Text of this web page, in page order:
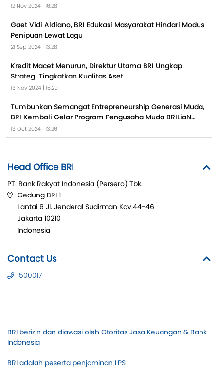
12 Nov 2024 | 16:28
Gaet Vidi Aldiano, BRI Edukasi Masyarakat Hindari Modus
Penipuan Lewat Lagu
21 Sep 2024 | 13:28
Kredit Macet Menurun, Direktur Utama BRI Ungkap
Strategi Tingkatkan Kualitas Aset
13 Nov 2024 | 16:29
Tumbuhkan Semangat Entrepreneurship Generasi Muda,
BRI Kembali Gelar Program Pengusaha Muda BRILiaN
2024
13 Oct 2024 | 13:26
Head Office BRI
PT. Bank Rakyat Indonesia (Persero) Tbk.
Gedung BRI 1
Lantai 6 Jl. Jenderal Sudirman Kav.44-46
Jakarta 10210
Indonesia
Contact Us
1500017
BRI berizin dan diawasi oleh Otoritas Jasa Keuangan & Bank
Indonesia
BRI adalah peserta penjaminan LPS